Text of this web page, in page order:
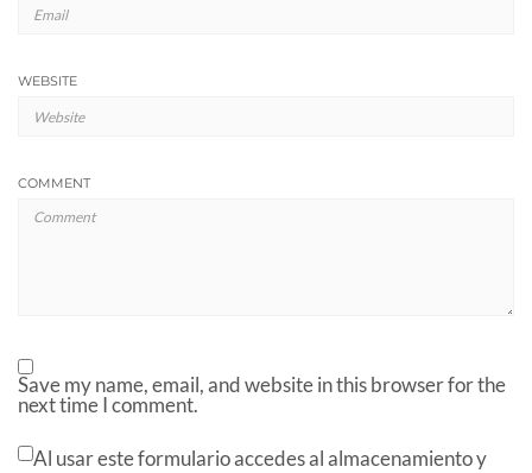
WEBSITE
COMMENT
Save my name, email, and website in this browser for the
next time I comment.
Al usar este formulario accedes al almacenamiento y